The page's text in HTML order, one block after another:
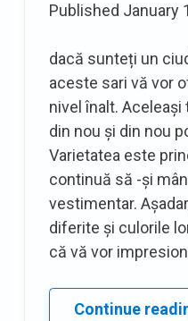
Published January
dacă sunteți un
aceste sari vă vor
nivel înalt.
din nou și din nou
Varietatea este
continuă să -și
vestimentar.
diferite și culorile
că vă vor
Continue